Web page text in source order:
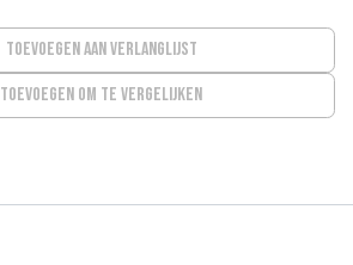
Toevoegen om te vergelijken
Toevoegen aan verlanglijst